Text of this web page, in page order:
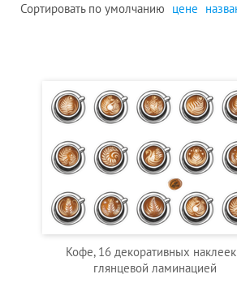
Сортировать по умолчанию цене
Кофе, 16 декоративных
глянцевой ламинацией